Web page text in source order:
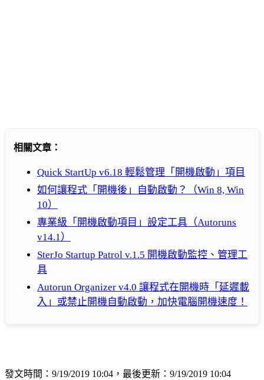
相關文章：
Quick StartUp v6.18 輕鬆管理「開機啟動」項目
如何讓程式「開機後」自動啟動？（Win 8, Win
10）
專業級「開機啟動項目」設定工具（Autoruns
v14.1）
SterJo Startup Patrol v.1.5 開機啟動監控、管理工
具
Autorun Organizer v4.0 讓程式在開機時「延遲載
入」或禁止開機自動啟動，加快電腦開機速度！
發文時間：9/19/2019 10:04，最後更新：9/19/2019 10:04